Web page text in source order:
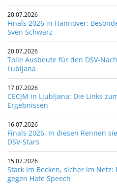
20.07.2026
Finals 2026 in Hannover:
Sven Schwarz
20.07.2026
Tolle Ausbeute für den DSV-
Lubljana
17.07.2026
CECJM in Ljubljana: Die Links
Ergebnissen
16.07.2026
Finals 2026: In diesen Rennen
DSV-Stars
15.07.2026
Stark im Becken, sicher im
gegen Hate Speech